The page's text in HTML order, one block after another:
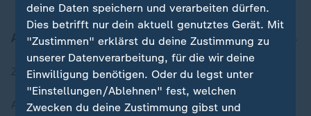
Aktuell bei ZDFheute
Zuletzt veröffentlicht
Aktuelle Sendungs-Videos
deine Daten speichern und verarbeiten dürfen.
Dies betrifft nur dein aktuell genutztes Gerät. Mit
"Zustimmen" erklärst du deine Zustimmung zu
unserer Datenverarbeitung, für die wir deine
Einwilligung benötigen. Oder du legst unter
"Einstellungen/Ablehnen" fest, welchen
Zwecken du deine Zustimmung gibst und